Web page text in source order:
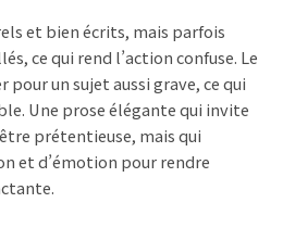
et bien écrits, mais parfois
ce qui rend l’action confuse. Le
un sujet aussi grave, ce qui
Une prose élégante qui invite
prétentieuse, mais qui
et d’émotion pour rendre